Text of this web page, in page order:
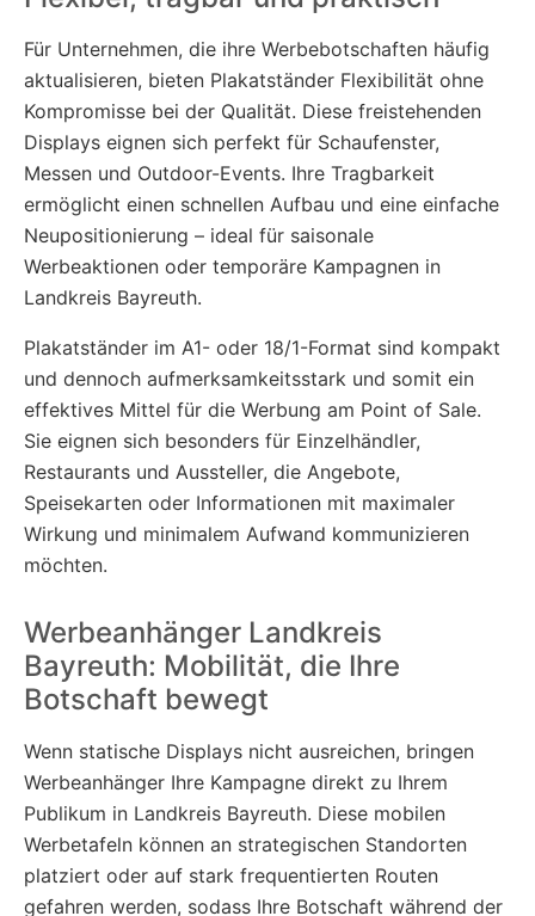
Für Unternehmen, die ihre Werbebotschaften häufig
aktualisieren, bieten Plakatständer Flexibilität ohne
Kompromisse bei der Qualität. Diese freistehenden
Displays eignen sich perfekt für Schaufenster,
Messen und Outdoor-Events. Ihre Tragbarkeit
ermöglicht einen schnellen Aufbau und eine einfache
Neupositionierung – ideal für saisonale
Werbeaktionen oder temporäre Kampagnen in
Landkreis Bayreuth.
Plakatständer im A1- oder 18/1-Format sind kompakt
und dennoch aufmerksamkeitsstark und somit ein
effektives Mittel für die Werbung am Point of Sale.
Sie eignen sich besonders für Einzelhändler,
Restaurants und Aussteller, die Angebote,
Speisekarten oder Informationen mit maximaler
Wirkung und minimalem Aufwand kommunizieren
möchten.
Werbeanhänger Landkreis
Bayreuth: Mobilität, die Ihre
Botschaft bewegt
Wenn statische Displays nicht ausreichen, bringen
Werbeanhänger Ihre Kampagne direkt zu Ihrem
Publikum in Landkreis Bayreuth. Diese mobilen
Werbetafeln können an strategischen Standorten
platziert oder auf stark frequentierten Routen
gefahren werden, sodass Ihre Botschaft während der